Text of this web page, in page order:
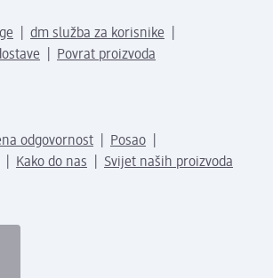
dm služba za korisnike
Povrat proizvoda
odgovornost
Posao
Kako do nas Svijet naših proizvoda